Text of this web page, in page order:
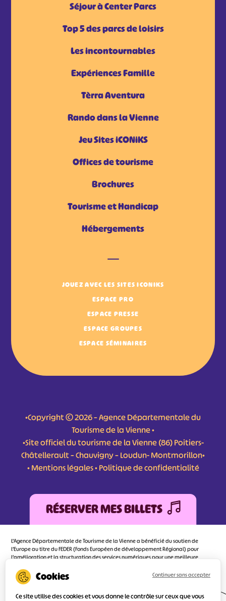
Séjour à Center Parcs
Top 5 des parcs de loisirs
Les incontournables
Expériences Famille
Tèrra Aventura
Rando dans la Vienne
Jeu Sites iCONiKS
Offices de tourisme
Brochures
Tourisme et Handicap
Hébergements
JOUEZ AVEC LES SITES ICONIKS
ESPACE PRO
ESPACE PRESSE
ESPACE GROUPES
ESPACE SÉMINAIRES
•Copyright © 2026 – Agence Départementale du
Tourisme de la Vienne •
•Site officiel du tourisme de la Vienne (86) Poitiers-
Châtellerault – Chauvigny – Loudun- Montmorillon•
•Mentions légales•Politique de confidentialité
RÉSERVER MES BILLETS
L'Agence Départementale de Tourisme de la Vienne a bénéficié du soutien de
l’Europe au titre du FEDER (Fonds Européen de développement Régional) pour
l’amélioration et la structuration des services numériques pour une meilleure
d’orienter au mieux le visiteur.
Ce site utilise des cookies et vous donne le contrôle sur ceux que vous
Continuer sans accepter